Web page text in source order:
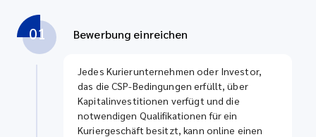
01 Bewerbung einreichen
Jedes Kurierunternehmen oder Investor,
das die CSP-Bedingungen erfüllt, über
Kapitalinvestitionen verfügt und die
notwendigen Qualifikationen für ein
Kuriergeschäft besitzt, kann online einen